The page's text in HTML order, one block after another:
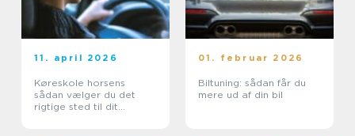
11. april 2026
Køreskole horsens
sådan vælger du det
rigtige sted til dit
01. februar 2026
Biltuning: sådan får du
mere ud af din bil